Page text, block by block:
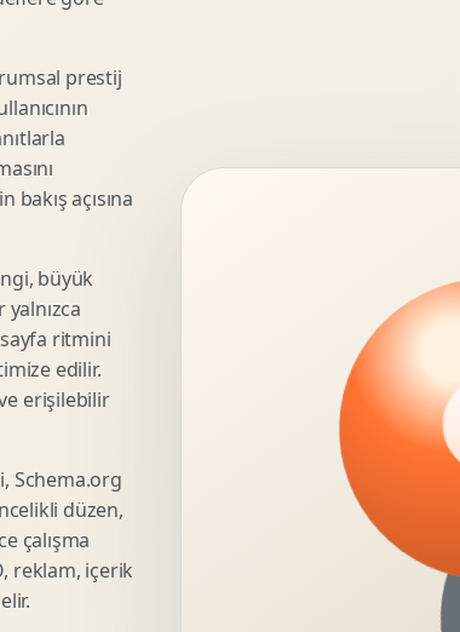
Analizi
Analizi
Tasarimi
Stratejisi
Tasarimi
Kreatifi
Reklam Tasarimi
prestij
açısına
büyük
ritmini
edilir.
erişilebilir
Schema.org
düzen,
çalışma
reklam, içerik